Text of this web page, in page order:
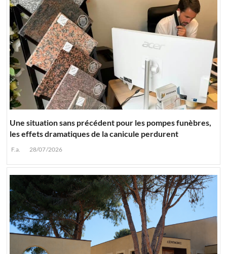
Une situation sans précédent pour les pompes funèbres,
les effets dramatiques de la canicule perdurent
F.a. 28/07/2026